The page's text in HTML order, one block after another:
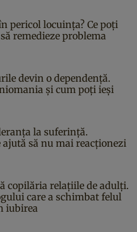
pericol locuința? Ce poți
remedieze problema
devin o dependență.
și cum poți ieși
la suferință.
ajută să nu mai reacționezi
copilăria relațiile de adulți.
care a schimbat felul
iubirea